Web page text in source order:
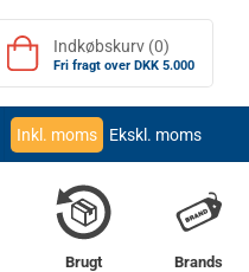
Indkøbskurv (0)
Fri fragt over DKK 5.000
Inkl. moms Ekskl. moms
Brugt Brands